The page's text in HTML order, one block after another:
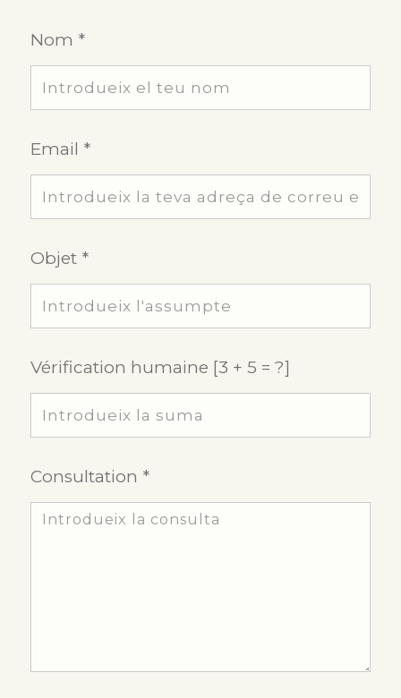
Nom *
Email *
Objet *
Vérification humaine [3 + 5 = ?]
Consultation *